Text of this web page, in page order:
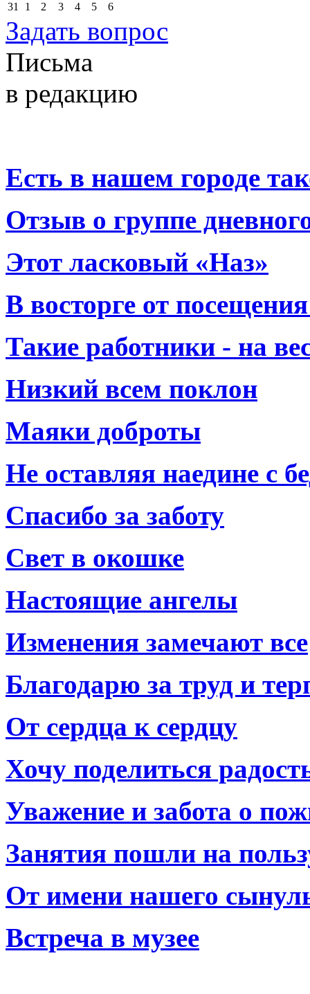
31
1 2 3 4 5 6
Задать вопрос
Письма
в редакцию
Есть в нашем городе
Отзыв о группе
Этот ласковый «Наз»
В восторге от
Такие работники - на
Низкий всем поклон
Маяки доброты
Не оставляя наедине с
Спасибо за заботу
Свет в окошке
Настоящие ангелы
Изменения замечают все
Благодарю за труд и
От сердца к сердцу
Хочу поделиться
Уважение и забота о
Занятия пошли на
От имени нашего
Встреча в музее